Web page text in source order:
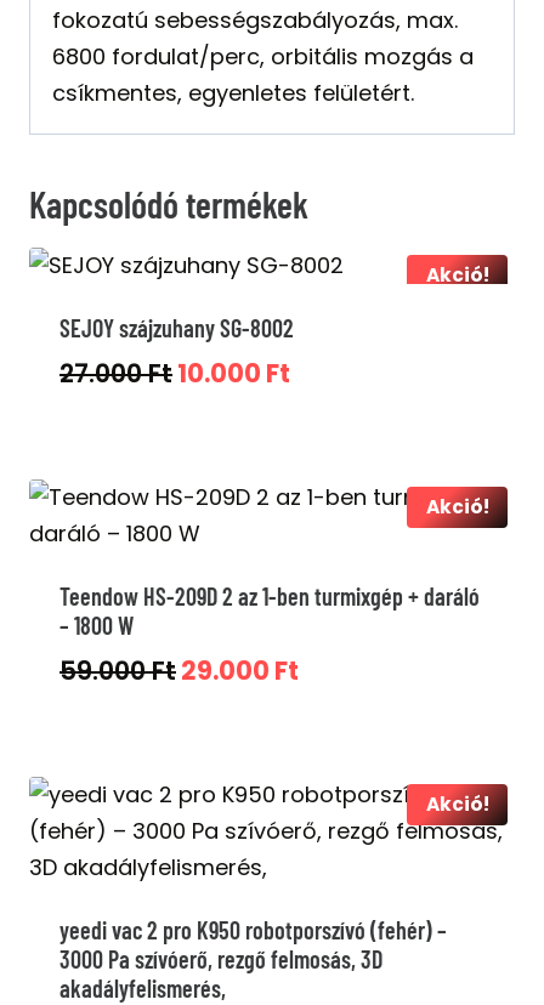
fokozatú sebességszabályozás, max.
6800 fordulat/perc, orbitális mozgás a
csíkmentes, egyenletes felületért.
Kapcsolódó termékek
Akció!
SEJOY szájzuhany SG-8002
27.000FtOriginal
27.000 Ft.
10.000 Ft
10.000 Ft.
Akció!
Teendow HS-209D 2 az 1-ben turmixgép + daráló
– 1800 W
59.000FtOriginal
59.000 Ft.
29.000 Ft
29.000 Ft.
Akció!
yeedi vac 2 pro K950 robotporszívó (fehér) –
3000 Pa szívóerő, rezgő felmosás, 3D
akadályfelismerés,